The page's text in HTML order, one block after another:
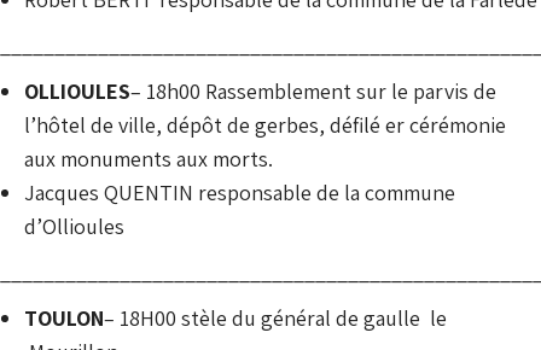
OLLIOULES– 18h00 Rassemblement sur le parvis de
l’hôtel de ville, dépôt de gerbes, défilé er cérémonie
aux monuments aux morts.
Jacques QUENTIN responsable de la commune
d’Ollioules
TOULON– 18H00 stèle du général de gaulle le